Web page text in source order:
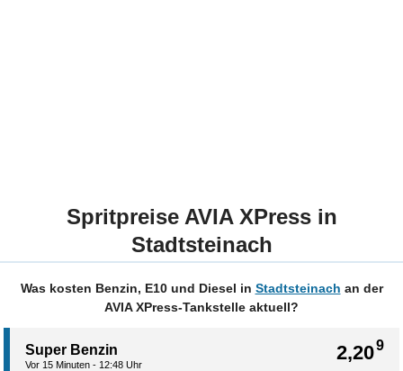
Spritpreise AVIA XPress in
Stadtsteinach
Was kosten Benzin, E10 und Diesel in Stadtsteinach an der
AVIA XPress-Tankstelle aktuell?
2,209
Super Benzin
Vor 15 Minuten - 12:48 Uhr